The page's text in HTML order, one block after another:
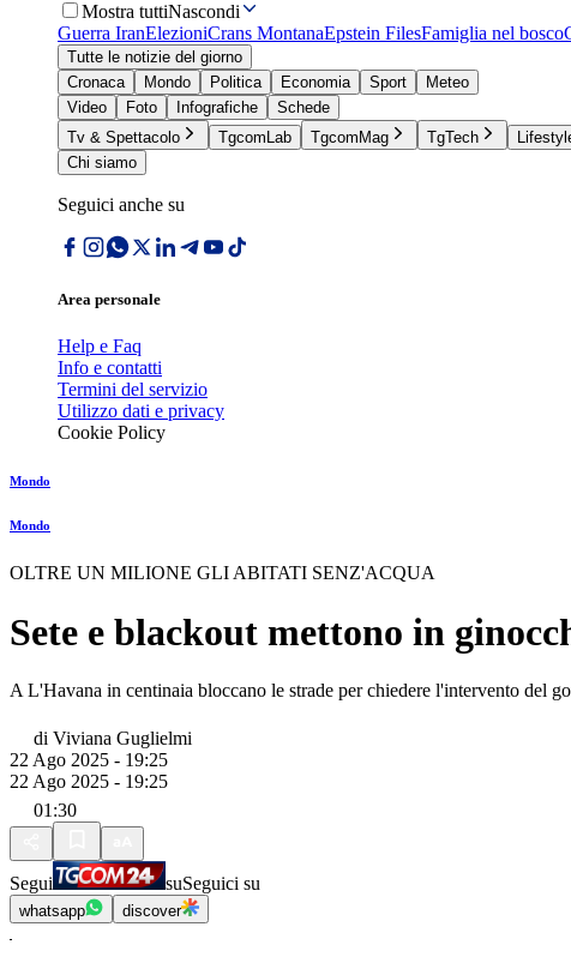
Mostra tuttiNascondi
Guerra IranElezioniCrans MontanaEpstein FilesFamiglia nel bosco
Tutte le notizie del giorno
Cronaca
Mondo Politica Economia Sport
Meteo
Video
Foto Infografiche
Schede
Tv & Spettacolo
TgcomLab TgcomMag TgTech
Chi siamo
Seguici anche su
Area personale
Help e Faq
Info e contatti
Termini del servizio
Utilizzo dati e privacy
Cookie Policy
Mondo
Mondo
OLTRE UN MILIONE GLI ABITATI SENZ'ACQUA
Sete e blackout mettono in
A L'Havana in centinaia bloccano le strade per chiedere l'intervento del
di Viviana Guglielmi
22 Ago 2025 - 19:25
22 Ago 2025 - 19:25
01:30
Segui suSeguici su
whatsapp discover